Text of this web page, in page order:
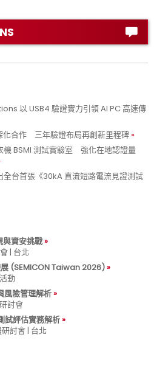
以 USB4 驗證實力引領 AI PC 高速傳
合作 三年驗證布局再創新里程碑
機 BSMI 測試實驗室 強化在地認證量
台首張《30kA 直流短路電流見證測試
與資安挑戰
| 台北
(SEMICON Taiwan 2026)
動
風險管理解析
討會
試評估實務解析
討會 | 台北